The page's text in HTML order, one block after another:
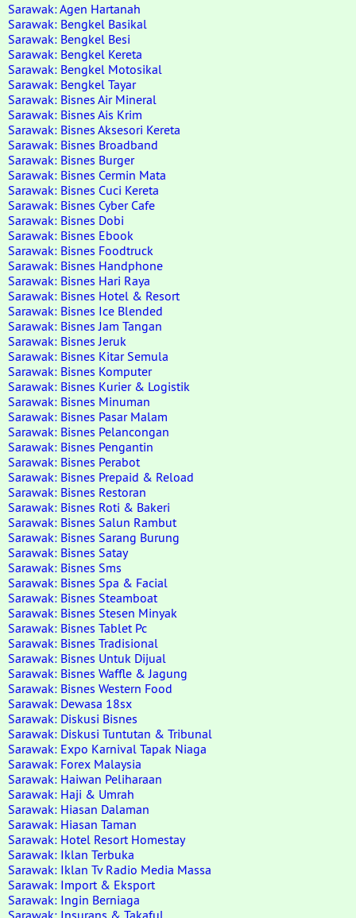
Sarawak: Agen Hartanah
Sarawak: Bengkel Basikal
Sarawak: Bengkel Besi
Sarawak: Bengkel Kereta
Sarawak: Bengkel Motosikal
Sarawak: Bengkel Tayar
Sarawak: Bisnes Air Mineral
Sarawak: Bisnes Ais Krim
Sarawak: Bisnes Aksesori Kereta
Sarawak: Bisnes Broadband
Sarawak: Bisnes Burger
Sarawak: Bisnes Cermin Mata
Sarawak: Bisnes Cuci Kereta
Sarawak: Bisnes Cyber Cafe
Sarawak: Bisnes Dobi
Sarawak: Bisnes Ebook
Sarawak: Bisnes Foodtruck
Sarawak: Bisnes Handphone
Sarawak: Bisnes Hari Raya
Sarawak: Bisnes Hotel & Resort
Sarawak: Bisnes Ice Blended
Sarawak: Bisnes Jam Tangan
Sarawak: Bisnes Jeruk
Sarawak: Bisnes Kitar Semula
Sarawak: Bisnes Komputer
Sarawak: Bisnes Kurier & Logistik
Sarawak: Bisnes Minuman
Sarawak: Bisnes Pasar Malam
Sarawak: Bisnes Pelancongan
Sarawak: Bisnes Pengantin
Sarawak: Bisnes Perabot
Sarawak: Bisnes Prepaid & Reload
Sarawak: Bisnes Restoran
Sarawak: Bisnes Roti & Bakeri
Sarawak: Bisnes Salun Rambut
Sarawak: Bisnes Sarang Burung
Sarawak: Bisnes Satay
Sarawak: Bisnes Sms
Sarawak: Bisnes Spa & Facial
Sarawak: Bisnes Steamboat
Sarawak: Bisnes Stesen Minyak
Sarawak: Bisnes Tablet Pc
Sarawak: Bisnes Tradisional
Sarawak: Bisnes Untuk Dijual
Sarawak: Bisnes Waffle & Jagung
Sarawak: Bisnes Western Food
Sarawak: Dewasa 18sx
Sarawak: Diskusi Bisnes
Sarawak: Diskusi Tuntutan & Tribunal
Sarawak: Expo Karnival Tapak Niaga
Sarawak: Forex Malaysia
Sarawak: Haiwan Peliharaan
Sarawak: Haji & Umrah
Sarawak: Hiasan Dalaman
Sarawak: Hiasan Taman
Sarawak: Hotel Resort Homestay
Sarawak: Iklan Terbuka
Sarawak: Iklan Tv Radio Media Massa
Sarawak: Import & Eksport
Sarawak: Ingin Berniaga
Sarawak: Insurans & Takaful